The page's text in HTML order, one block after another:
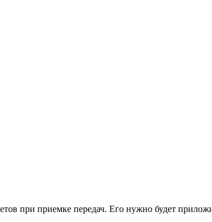
при приемке передач. Его нужно будет